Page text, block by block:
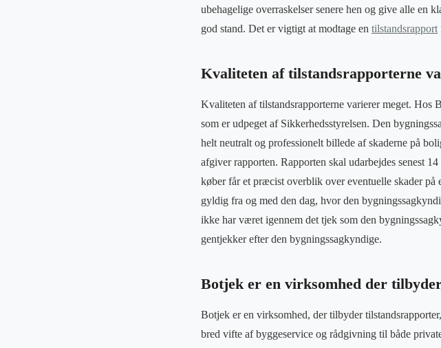
ubehagelige overraskelser senere hen og give alle en
god stand. Det er vigtigt at modtage en tilstandsrapport
Kvaliteten af tilstandsrapporterne
Kvaliteten af tilstandsrapporterne varierer meget. Hos
som er udpeget af Sikkerhedsstyrelsen. Den
helt neutralt og professionelt billede af skaderne på
afgiver rapporten. Rapporten skal udarbejdes senest
køber får et præcist overblik over eventuelle skader
gyldig fra og med den dag, hvor den
ikke har været igennem det tjek som den
gentjekker efter den bygningssagkyndige.
Botjek er en virksomhed der
Botjek er en virksomhed, der tilbyder
bred vifte af byggeservice og rådgivning til både